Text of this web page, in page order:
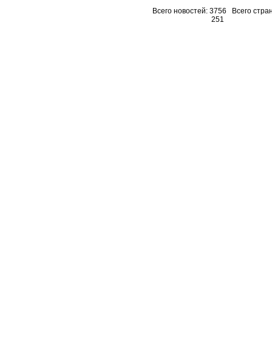
Всего новостей: 3756 Всего
251